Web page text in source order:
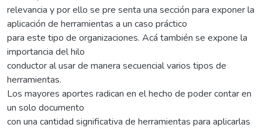
relevancia y por ello se pre senta una sección para exponer la
aplicación de herramientas a un caso práctico
para este tipo de organizaciones. Acá también se expone la
importancia del hilo
conductor al usar de manera secuencial varios tipos de
herramientas.
Los mayores aportes radican en el hecho de poder contar en
un solo documento
con una cantidad significativa de herramientas para aplicarlas